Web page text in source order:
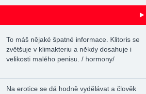
To máš nějaké špatné informace. Klitoris se
zvětšuje v klimakteriu a někdy dosahuje i
velikosti malého penisu. / hormony/
Na erotice se dá hodně vydělávat a člověk